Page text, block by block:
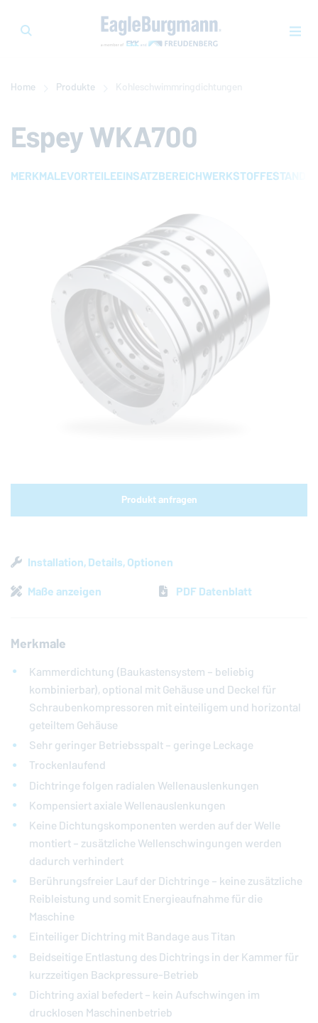
Home Produkte Kohleschwimmringdichtungen
Espey WKA700
MERKMALEVORTEILEEINSATZBEREICHWERKSTOFFE
Produkt anfragen
Installation, Details, Optionen
Maße anzeigen
PDF Datenblatt
Merkmale
Kammerdichtung (Baukastensystem – beliebig
kombinierbar), optional mit Gehäuse und Deckel für
Schraubenkompressoren mit einteiligem und horizontal
geteiltem Gehäuse
Sehr geringer Betriebsspalt – geringe Leckage
Trockenlaufend
Dichtringe folgen radialen Wellenauslenkungen
Kompensiert axiale Wellenauslenkungen
Keine Dichtungskomponenten werden auf der Welle
montiert – zusätzliche Wellenschwingungen werden
dadurch verhindert
Berührungsfreier Lauf der Dichtringe – keine zusätzliche
Reibleistung und somit Energieaufnahme für die
Maschine
Einteiliger Dichtring mit Bandage aus Titan
Beidseitige Entlastung des Dichtrings in der Kammer für
kurzzeitigen Backpressure-Betrieb
Dichtring axial befedert – kein Aufschwingen im
drucklosen Maschinenbetrieb